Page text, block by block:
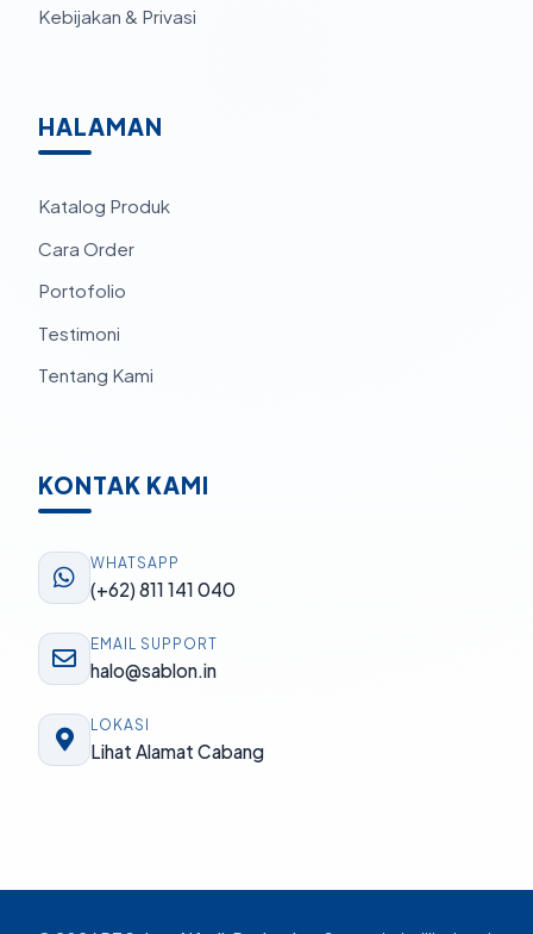
Kebijakan & Privasi
HALAMAN
Katalog Produk
Cara Order
Portofolio
Testimoni
Tentang Kami
KONTAK KAMI
WHATSAPP
(+62) 811 141 040
EMAIL SUPPORT
halo@sablon.in
LOKASI
Lihat Alamat Cabang